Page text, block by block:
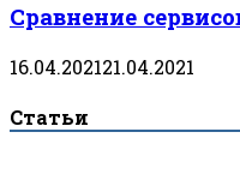
Сравнение
16.04.202121.04.2021
Статьи